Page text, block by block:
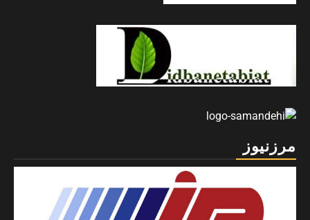
مرزنیوز